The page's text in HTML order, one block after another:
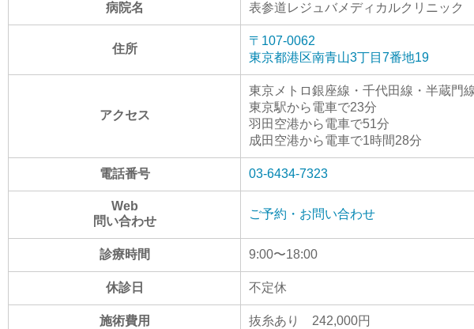
病院名 表参道レジュバメディカルクリニック
住所
〒107-0062
東京都港区南青山3丁目7番地19
アクセス
東京メトロ銀座線・千代田線・半蔵門
東京駅から電車で23分
羽田空港から電車で51分
成田空港から電車で1時間28分
電話番号 03-6434-7323
Web
問い合わせ
ご予約・お問い合わせ
診療時間 9:00〜18:00
休診日 不定休
施術費用
抜糸あり 242,000円